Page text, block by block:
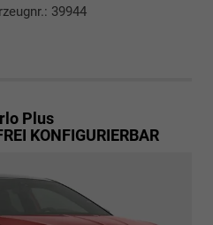
39944
drucken
Plus
KONFIGURIERBAR